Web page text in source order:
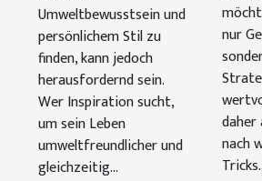
Umweltbewusstsein und
persönlichem Stil zu
finden, kann jedoch
herausfordernd sein.
Wer Inspiration sucht,
um sein Leben
umweltfreundlicher und
gleichzeitig...
nur
daher
nach